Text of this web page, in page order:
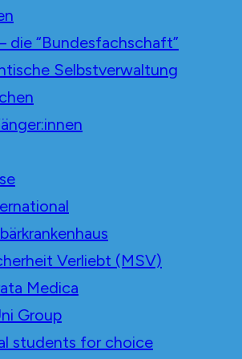
die “Bundesfachschaft”
Selbstverwaltung
Verliebt (MSV)
Medica
Group
students for choice